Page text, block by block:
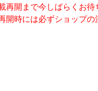
開まで今しばらくお待
時には必ずショップの